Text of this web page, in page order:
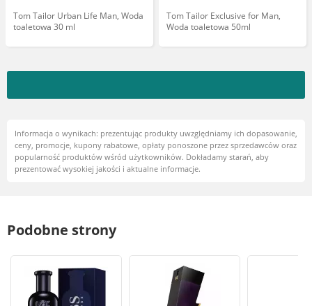
Tom Tailor Urban Life Man, Woda
toaletowa 30 ml
Tom Tailor Exclusive for Man,
Woda toaletowa 50ml
Informacja o wynikach: prezentując produkty uwzględniamy ich dopasowanie,
ceny, promocje, kupony rabatowe, opłaty ponoszone przez sprzedawców oraz
popularność produktów wśród użytkowników. Dokładamy starań, aby
prezentować wysokiej jakości i aktualne informacje.
Podobne strony